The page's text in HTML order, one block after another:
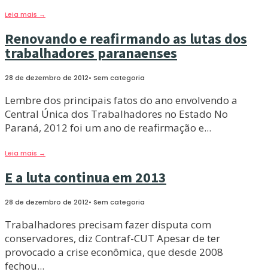
Leia mais →
Renovando e reafirmando as lutas dos
trabalhadores paranaenses
28 de dezembro de 2012• Sem categoria
Lembre dos principais fatos do ano envolvendo a
Central Única dos Trabalhadores no Estado No
Paraná, 2012 foi um ano de reafirmação e...
Leia mais →
E a luta continua em 2013
28 de dezembro de 2012• Sem categoria
Trabalhadores precisam fazer disputa com
conservadores, diz Contraf-CUT Apesar de ter
provocado a crise econômica, que desde 2008
fechou...